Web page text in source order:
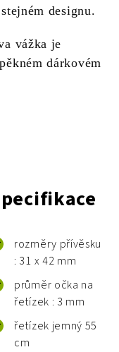
designu.
vážka je
dárkovém
rozměry přívěsku
: 31 x 42 mm
průměr očka na
řetízek : 3 mm
řetízek jemný 55
cm